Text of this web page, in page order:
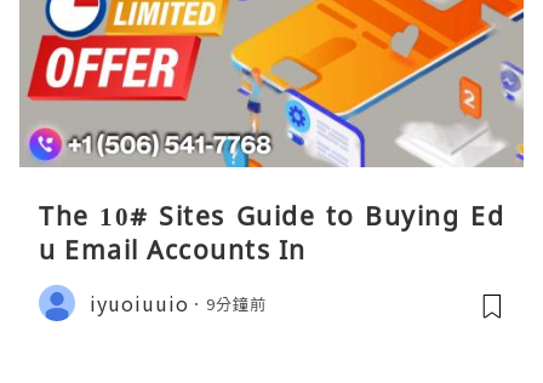
The 10# Sites Guide to Buying Ed
u Email Accounts In
iyuoiuuio 9分鐘前